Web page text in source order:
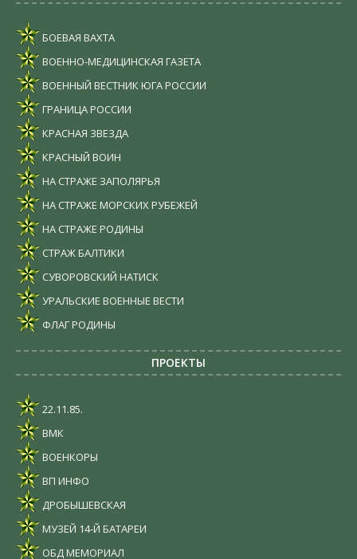
БОЕВАЯ ВАХТА
ВОЕННО-МЕДИЦИНСКАЯ ГАЗЕТА
ВОЕННЫЙ ВЕСТНИК ЮГА РОССИИ
ГРАНИЦА РОССИИ
КРАСНАЯ ЗВЕЗДА
КРАСНЫЙ ВОИН
НА СТРАЖЕ ЗАПОЛЯРЬЯ
НА СТРАЖЕ МОРСКИХ РУБЕЖЕЙ
НА СТРАЖЕ РОДИНЫ
СТРАЖ БАЛТИКИ
СУВОРОВСКИЙ НАТИСК
УРАЛЬСКИЕ ВОЕННЫЕ ВЕСТИ
ФЛАГ РОДИНЫ
ПРОЕКТЫ
22.11.85.
ВМК
ВОЕНКОРЫ
ВП ИНФО
ДРОБЫШЕВСКАЯ
МУЗЕЙ 14-Й БАТАРЕИ
ОБД МЕМОРИАЛ